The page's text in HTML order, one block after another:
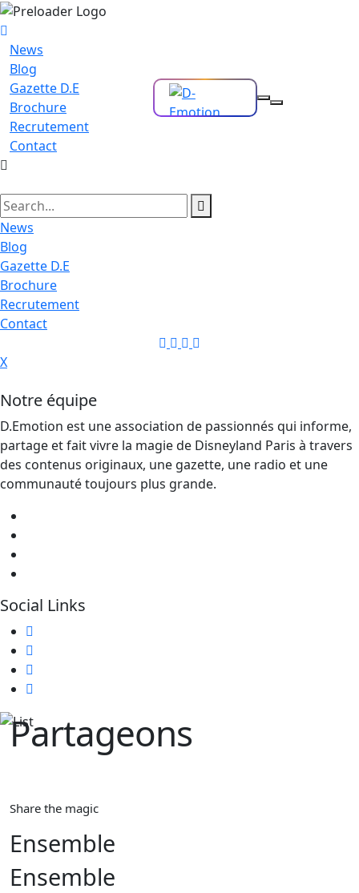
News
Blog
Gazette D.E
Brochure
Recrutement
Contact
News
Blog
Gazette D.E
Brochure
Recrutement
Contact
X
Notre équipe
D.Emotion est une association de passionnés qui informe,
partage et fait vivre la magie de Disneyland Paris à travers
des contenus originaux, une gazette, une radio et une
communauté toujours plus grande.
Social Links
Partageons‎ ‎
La magie
Share the magic
Ensemble
Ensemble